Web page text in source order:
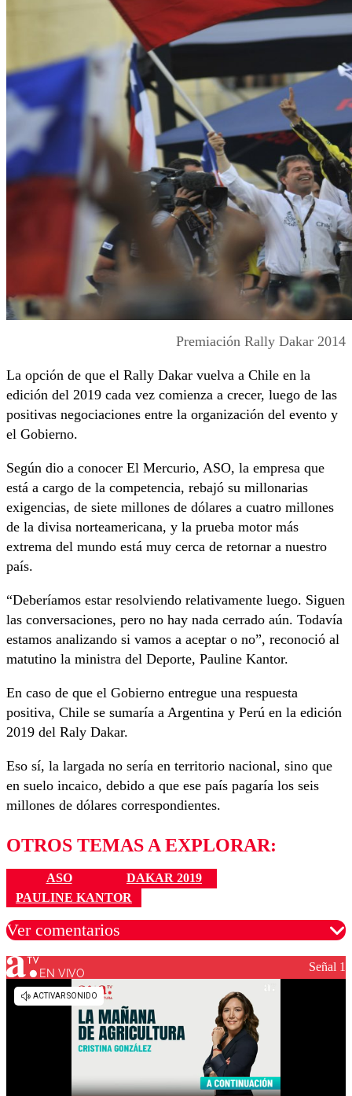
Premiación Rally Dakar 2014
La opción de que el Rally Dakar vuelva a Chile en la
edición del 2019 cada vez comienza a crecer, luego de las
positivas negociaciones entre la organización del evento y
el Gobierno.
Según dio a conocer El Mercurio, ASO, la empresa que
está a cargo de la competencia, rebajó su millonarias
exigencias, de siete millones de dólares a cuatro millones
de la divisa norteamericana, y la prueba motor más
extrema del mundo está muy cerca de retornar a nuestro
país.
“Deberíamos estar resolviendo relativamente luego. Siguen
las conversaciones, pero no hay nada cerrado aún. Todavía
estamos analizando si vamos a aceptar o no”, reconoció al
matutino la ministra del Deporte, Pauline Kantor.
En caso de que el Gobierno entregue una respuesta
positiva, Chile se sumaría a Argentina y Perú en la edición
2019 del Raly Dakar.
Eso sí, la largada no sería en territorio nacional, sino que
en suelo incaico, debido a que ese país pagaría los seis
millones de dólares correspondientes.
OTROS TEMAS A EXPLORAR:
ASO
DAKAR 2019
PAULINE KANTOR
Ver comentarios
Los comentarios son moderados para garantizar un
diálogo respetuoso.
EN VIVO Señal 1